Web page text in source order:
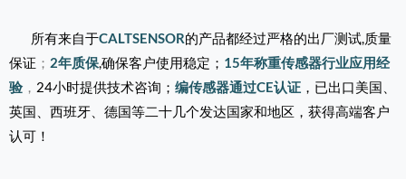
所有来自于CALTSENSOR的产品都经过严格的出厂测试,质量
保证 ； 2年质保,确保客户使用稳定； 15年称重传感器行业应用经
验， 24小时提供技术咨询； 编传感器通过CE认证 ，已出口美国、
英国、西班牙、德国等二十几个发达国家和地区，获得高端客户
认可！